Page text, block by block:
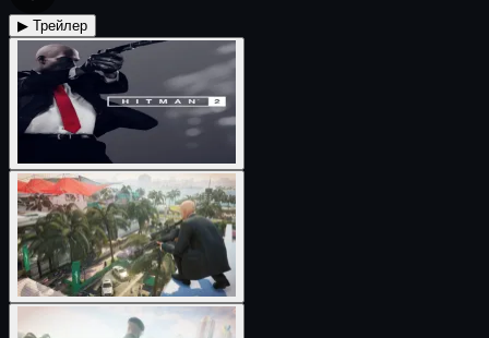
▶ Трейлер